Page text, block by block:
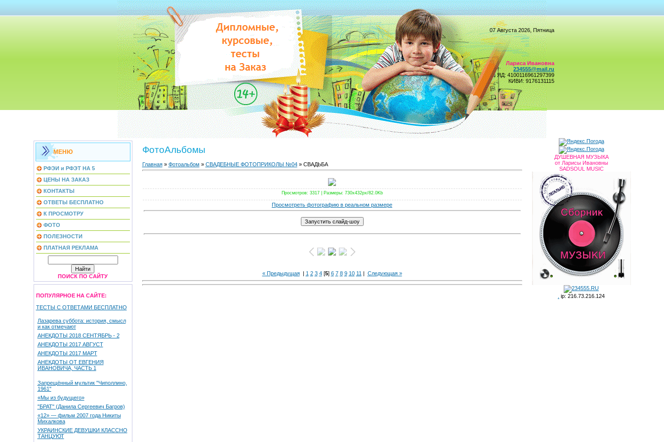
07 Августа 2026, Пятница
Лариса Ивановна
234555@mail.ru
ЯД: 4100116961297399
КИВИ: 9176131115
МЕНЮ
РФЭИ и РФЭТ НА 5
ЦЕНЫ НА ЗАКАЗ
КОНТАКТЫ
ОТВЕТЫ БЕСПЛАТНО
К ПРОСМОТРУ
ФОТО
ПОЛЕЗНОСТИ
ПЛАТНАЯ РЕКЛАМА
ПОИСК ПО САЙТУ
ПОПУЛЯРНОЕ НА САЙТЕ:
ТЕСТЫ С ОТВЕТАМИ БЕСПЛАТНО
Лазарева суббота: история, смысл
и как отмечают
АНЕКДОТЫ 2018 СЕНТЯБРЬ - 2
АНЕКДОТЫ 2017 АВГУСТ
АНЕКДОТЫ 2017 МАРТ
АНЕКДОТЫ ОТ ЕВГЕНИЯ
ИВАНОВИЧА, ЧАСТЬ 1
Запрещённый мультик "Чиполлино,
1961"
«Мы из будущего»
"БРАТ" (Данила Сергеевич Багров)
«12» — фильм 2007 года Никиты
Михалкова
УКРАИНСКИЕ ДЕВУШКИ КЛАССНО
ТАНЦУЮТ
ФотоАльбомы
Главная» Фотоальбом » СВАДЕБНЫЕ ФОТОПРИКОЛЫ №04» СВАДЬБА
Просмотров: 3317 | Размеры: 730x432px/82.0Kb
Просмотреть фотографию в реальном размере
« Предыдущая| 1 2 3 4[5] 6 7 8 9 10 11 | Следующая »
ДУШЕВНАЯ МУЗЫКА
от Ларисы Ивановны
SADSOUL MUSIC
ip: 216.73.216.124